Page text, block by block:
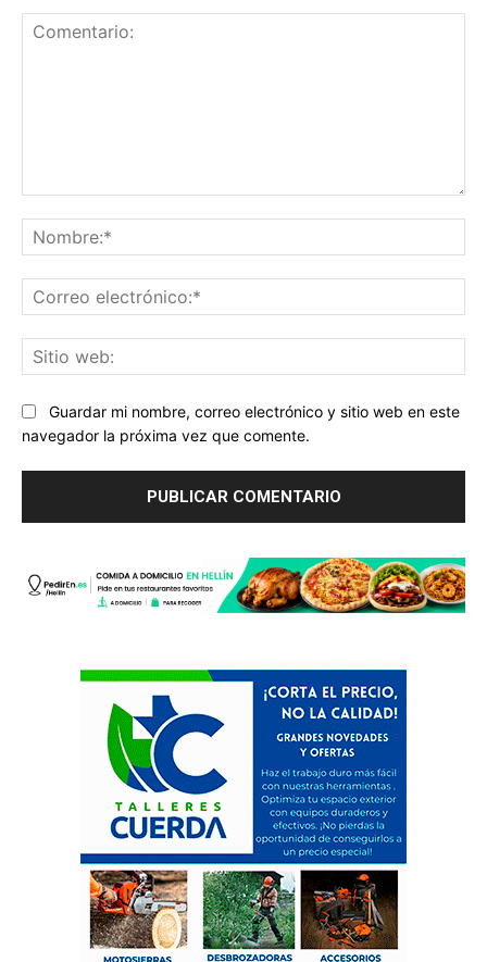
Guardar mi nombre, correo electrónico y sitio web en este
navegador la próxima vez que comente.